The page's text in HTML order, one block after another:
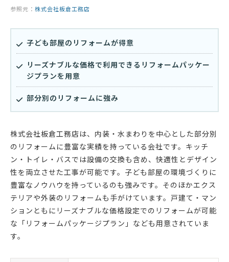
参照元： 株式会社板倉工務店
子ども部屋のリフォームが得意
リーズナブルな価格で利用できるリフォームパッケー
ジプランを用意
部分別のリフォームに強み
株式会社板倉工務店は、内装・水まわりを中心とした部分別
のリフォームに豊富な実績を持っている会社です。キッチ
ン・トイレ・バスでは設備の交換も含め、快適性とデザイン
性を両立させた工事が可能です。子ども部屋の環境づくりに
豊富なノウハウを持っているのも強みです。そのほかエクス
テリアや外装のリフォームも手がけています。戸建て・マン
ションともにリーズナブルな価格設定でのリフォームが可能
な「リフォームパッケージプラン」なども用意されていま
す。